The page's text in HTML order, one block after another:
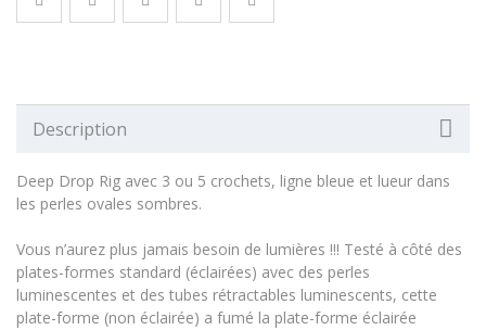
Description
Deep Drop Rig avec 3 ou 5 crochets, ligne bleue et lueur dans
les perles ovales sombres.
Vous n’aurez plus jamais besoin de lumières !!! Testé à côté des
plates-formes standard (éclairées) avec des perles
luminescentes et des tubes rétractables luminescents, cette
plate-forme (non éclairée) a fumé la plate-forme éclairée